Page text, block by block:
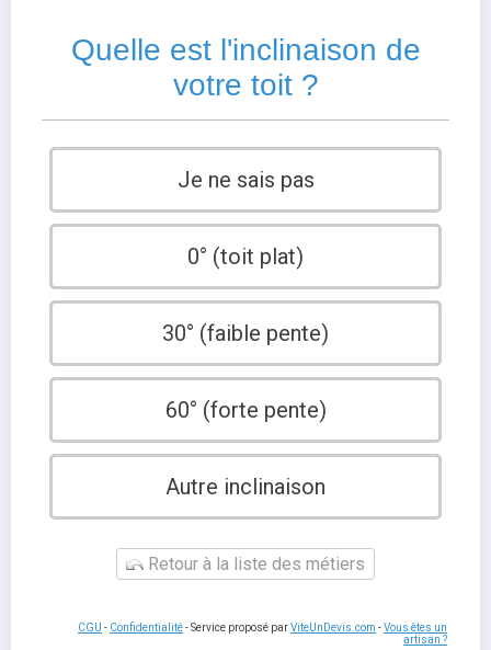
Quelle est l'inclinaison de
votre toit ?
Je ne sais pas
0° (toit plat)
30° (faible pente)
60° (forte pente)
Autre inclinaison
Retour à la liste des métiers
CGU - Confidentialité- Service proposé parViteUnDevis.com -Vous êtes un
artisan ?